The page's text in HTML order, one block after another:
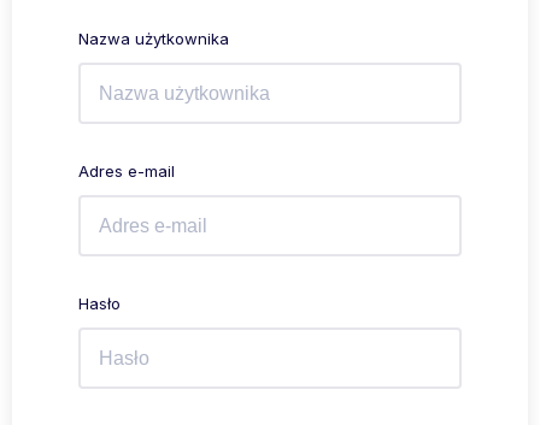
Nazwa użytkownika
Adres e-mail
Hasło